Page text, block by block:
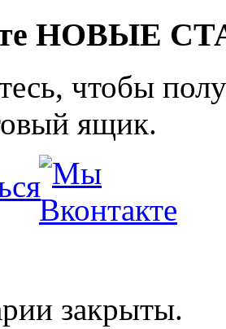
НОВЫЕ
чтобы
ящик.
закрыты.